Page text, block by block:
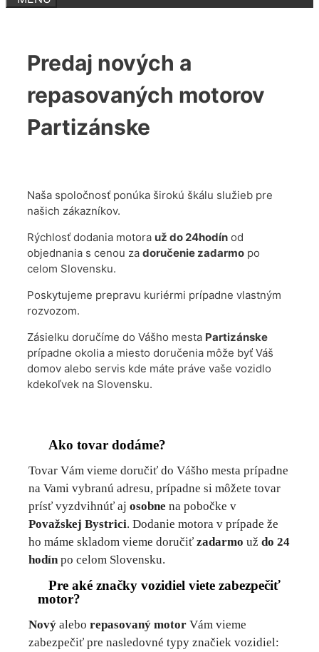
Predaj nových a
repasovaných motorov
Partizánske
Naša spoločnosť ponúka širokú škálu služieb pre
našich zákazníkov.
Rýchlosť dodania motora už do 24hodín od
objednania s cenou za doručenie zadarmo po
celom Slovensku.
Poskytujeme prepravu kuriérmi prípadne vlastným
rozvozom.
Zásielku doručíme do Vášho mesta Partizánske
prípadne okolia a miesto doručenia môže byť Váš
domov alebo servis kde máte práve vaše vozidlo
kdekoľvek na Slovensku.
Ako tovar dodáme?
Tovar Vám vieme doručiť do Vášho mesta prípadne
na Vami vybranú adresu, prípadne si môžete tovar
prísť vyzdvihnúť aj osobne na pobočke v
Považskej Bystrici. Dodanie motora v prípade že
ho máme skladom vieme doručiť zadarmo už do 24
hodín po celom Slovensku.
Pre aké značky vozidiel viete zabezpečiť
motor?
Nový alebo repasovaný motor Vám vieme
zabezpečiť pre nasledovné typy značiek vozidiel: